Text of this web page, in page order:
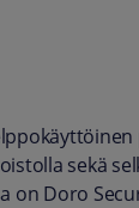
sekä
on Doro